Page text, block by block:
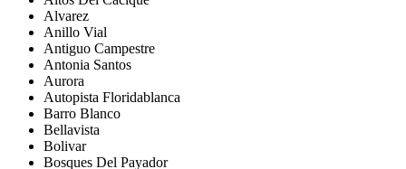
Alvarez
Anillo Vial
Antiguo Campestre
Antonia Santos
Aurora
Autopista Floridablanca
Barro Blanco
Bellavista
Bolivar
Bosques Del Payador